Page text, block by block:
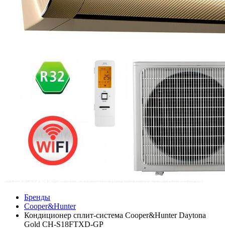
Бренды
Cooper&Hunter
Кондиционер сплит-система Cooper&Hunter Daytona
Gold CH-S18FTXD-GP